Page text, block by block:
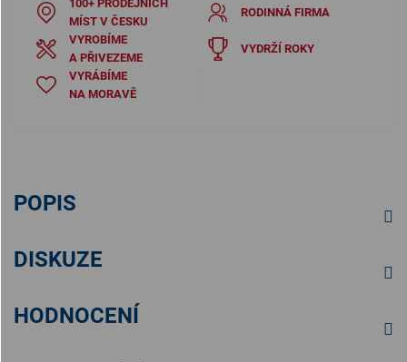
100+ PRODEJNÍCH
MÍST V ČESKU
RODINNÁ FIRMA
VYROBÍME
A PŘIVEZEME
VYDRŽÍ ROKY
VYRÁBÍME
NA MORAVĚ
POPIS
DISKUZE
HODNOCENÍ